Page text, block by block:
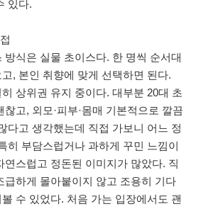
있다.
방식은 실물 초이스다. 한 명씩 순서대
, 본인 취향에 맞게 선택하면 된다.
상위권 유지 중이다. 대부분 20대 초
고, 외모·피부·몸매 기본적으로 깔끔
다고 생각했는데 직접 가보니 어느 정
히 부담스럽거나 과하게 꾸민 느낌이
연스럽고 정돈된 이미지가 많았다. 직
급하게 몰아붙이지 않고 조용히 기다
수 있었다. 처음 가는 입장에서도 괜